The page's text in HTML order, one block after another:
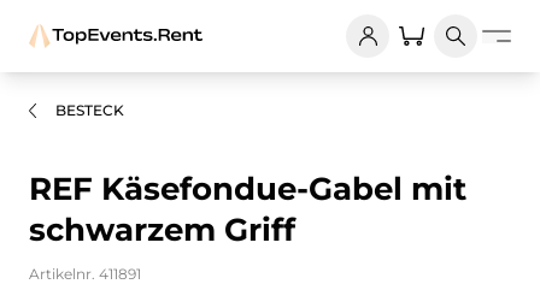
BESTECK
REF Käsefondue-Gabel mit
schwarzem Griff
Artikelnr. 411891